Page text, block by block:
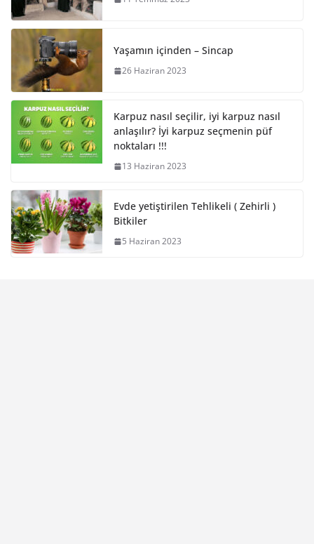
Yaşamın içinden – Sincap
26 Haziran 2023
Karpuz nasıl seçilir, iyi karpuz nasıl
anlaşılır? İyi karpuz seçmenin püf
noktaları !!!
13 Haziran 2023
Evde yetiştirilen Tehlikeli ( Zehirli )
Bitkiler
5 Haziran 2023